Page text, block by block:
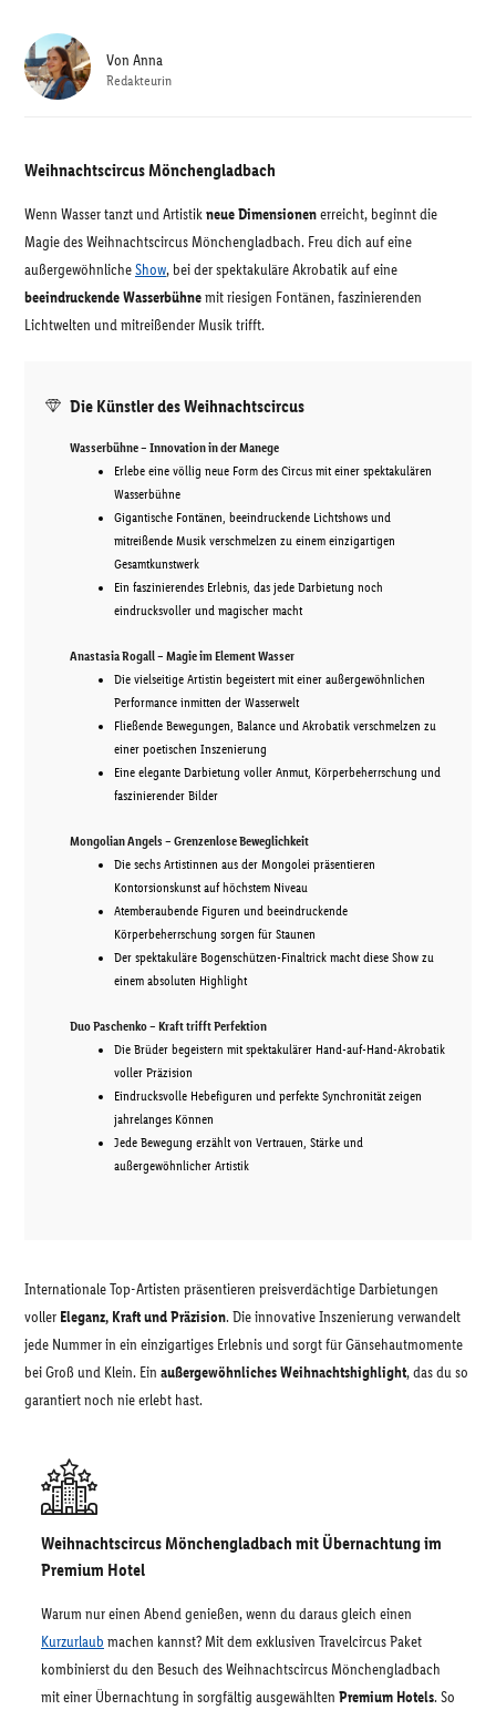
Weihnachtscircus Mönchengladbach
Wenn Wasser tanzt und Artistikneue Dimensionenerreicht, beginnt die
Magie des Weihnachtscircus Mönchengladbach. Freu dich auf eine
außergewöhnlicheShow, bei der spektakuläre Akrobatik auf eine
beeindruckende Wasserbühnemit riesigen Fontänen, faszinierenden
Lichtwelten und mitreißender Musik trifft.
Die Künstler des Weihnachtscircus
Wasserbühne – Innovation in der Manege
Erlebe eine völlig neue Form des Circus mit einer spektakulären
Wasserbühne
Gigantische Fontänen, beeindruckende Lichtshows und
mitreißende Musik verschmelzen zu einem einzigartigen
Gesamtkunstwerk
Ein faszinierendes Erlebnis, das jede Darbietung noch
eindrucksvoller und magischer macht
Anastasia Rogall – Magie im Element Wasser
Die vielseitige Artistin begeistert mit einer außergewöhnlichen
Performance inmitten der Wasserwelt
Fließende Bewegungen, Balance und Akrobatik verschmelzen zu
einer poetischen Inszenierung
Eine elegante Darbietung voller Anmut, Körperbeherrschung und
faszinierender Bilder
Mongolian Angels – Grenzenlose Beweglichkeit
Die sechs Artistinnen aus der Mongolei präsentieren
Kontorsionskunst auf höchstem Niveau
Atemberaubende Figuren und beeindruckende
Körperbeherrschung sorgen für Staunen
Der spektakuläre Bogenschützen-Finaltrick macht diese Show zu
einem absoluten Highlight
Duo Paschenko – Kraft trifft Perfektion
Die Brüder begeistern mit spektakulärer Hand-auf-Hand-Akrobatik
voller Präzision
Eindrucksvolle Hebefiguren und perfekte Synchronität zeigen
jahrelanges Können
Jede Bewegung erzählt von Vertrauen, Stärke und
außergewöhnlicher Artistik
Internationale Top-Artisten präsentieren preisverdächtige Darbietungen
voller Eleganz, Kraft und Präzision. Die innovative Inszenierung verwandelt
jede Nummer in ein einzigartiges Erlebnis und sorgt für Gänsehautmomente
bei Groß und Klein. Ein außergewöhnliches Weihnachtshighlight, das du so
garantiert noch nie erlebt hast.
Weihnachtscircus Mönchengladbach mit Übernachtung im
Premium Hotel
Warum nur einen Abend genießen, wenn du daraus gleich einen
Kurzurlaub machen kannst? Mit dem exklusiven Travelcircus Paket
kombinierst du den Besuch des Weihnachtscircus Mönchengladbach
mit einer Übernachtung in sorgfältig ausgewählten Premium Hotels. So
Von Anna
Redakteurin